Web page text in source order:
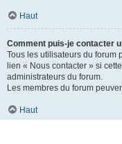
Haut
Comment puis-je contacter
Tous les utilisateurs du forum
lien « Nous contacter » si
administrateurs du forum.
Les membres du forum
Haut